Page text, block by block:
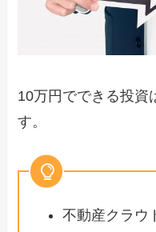
10万円でできる投資
す。
不動産クラウ